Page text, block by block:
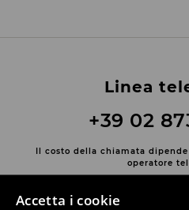
Accetta i cookie
Linea
+39 02
Il costo della chiamata
operatore